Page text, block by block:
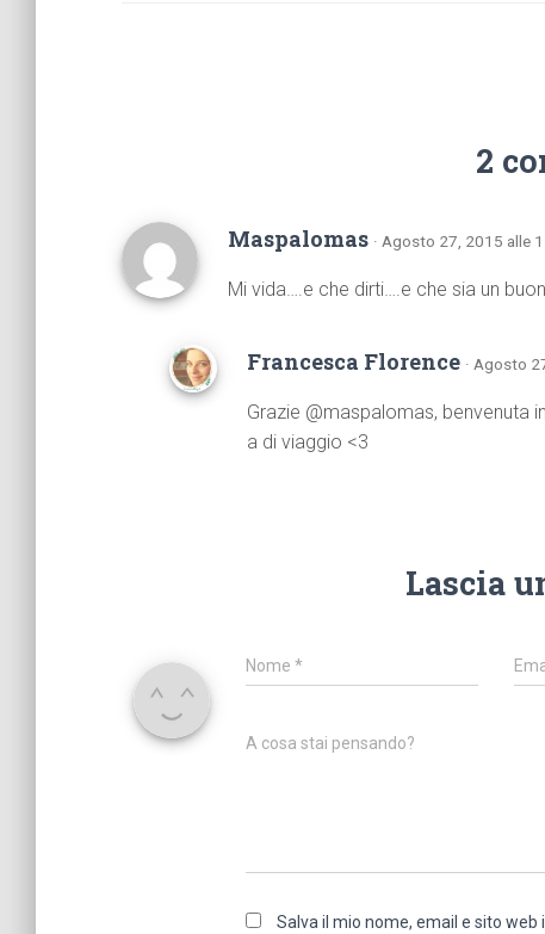
2
Maspalomas · Agosto 27, 2015 alle
Mi vida….e che dirti….e che sia un
Francesca Florence · Agosto
Grazie @maspalomas, benvenuta
a di viaggio <3
Lascia
Nome *
A cosa stai pensando?
Salva il mio nome, email e sito